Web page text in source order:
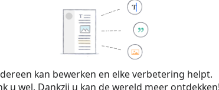
kan bewerken en elke verbetering helpt.
u wel. Dankzij u kan de wereld meer ontdekken!